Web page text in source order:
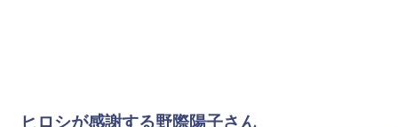
ヒロシが感謝する野際陽子さん